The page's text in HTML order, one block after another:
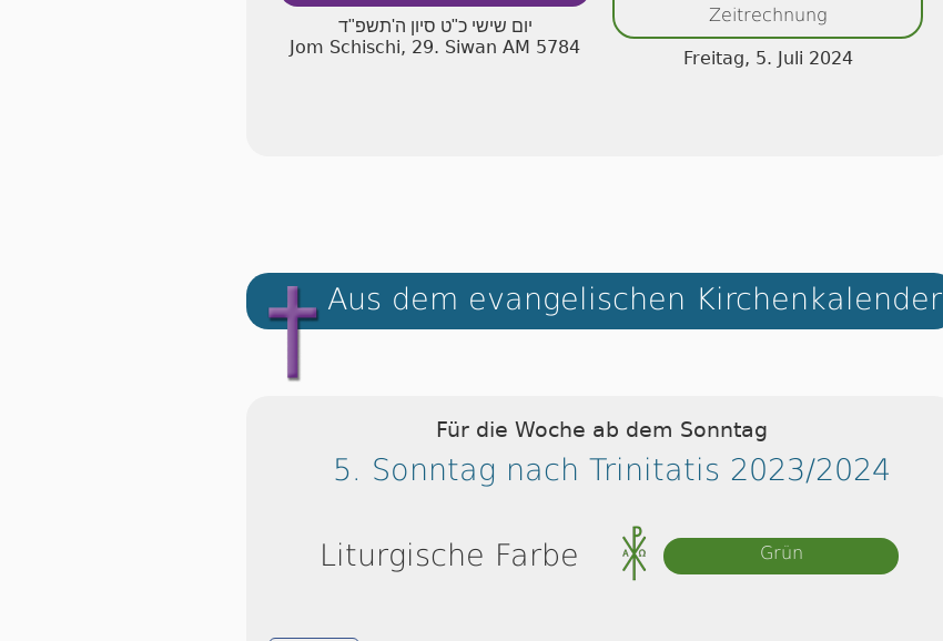
יום שישי כ"ט סיון ה'תשפ"ד
Jom Schischi, 29. Siwan AM 5784
Zeitrechnung
Freitag, 5. Juli 2024
Aus dem evangelischen Kirchenkalender
Für die Woche ab dem Sonntag
5. Sonntag nach Trinitatis 2023/2024
Liturgische Farbe Grün